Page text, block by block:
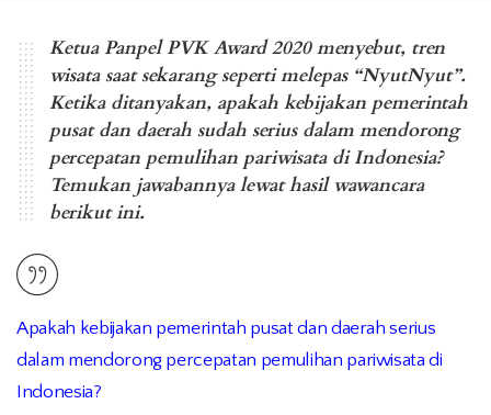
Ketua Panpel PVK Award 2020 menyebut, tren
wisata saat sekarang seperti melepas “NyutNyut”.
Ketika ditanyakan, apakah kebijakan pemerintah
pusat dan daerah sudah serius dalam mendorong
percepatan pemulihan pariwisata di Indonesia?
Temukan jawabannya lewat hasil wawancara
berikut ini.
Apakah kebijakan pemerintah pusat dan daerah serius
dalam mendorong percepatan pemulihan pariwisata di
Indonesia?